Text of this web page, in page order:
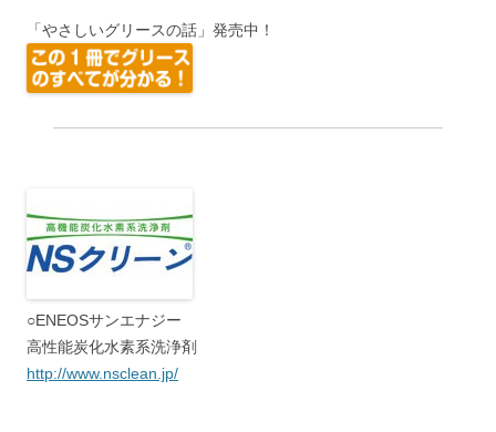
「やさしいグリースの話」発売中！
○ENEOSサンエナジー
高性能炭化水素系洗浄剤
http://www.nsclean.jp/